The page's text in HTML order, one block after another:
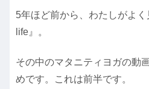
5年ほど前から、わたしがよ
life』。
その中のマタニティヨガの動
めです。これは前半です。